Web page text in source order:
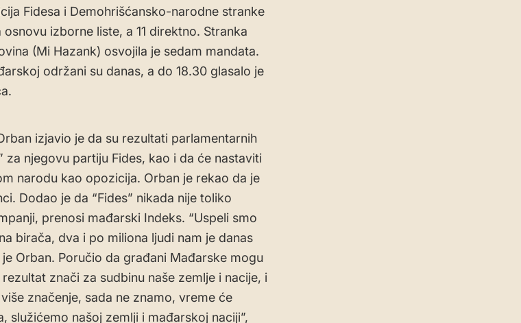
Fidesa i Demohrišćansko-narodne stranke
izborne liste, a 11 direktno. Stranka
(Mi Hazank) osvojila je sedam mandata.
održani su danas, a do 18.30 glasalo je
izjavio je da su rezultati parlamentarnih
za njegovu partiju Fides, kao i da će nastaviti
narodu kao opozicija. Orban je rekao da je
Dodao je da “Fides” nikada nije toliko
prenosi mađarski Indeks. “Uspeli smo
birača, dva i po miliona ljudi nam je danas
Orban. Poručio da građani Mađarske mogu
znači za sudbinu naše zemlje i nacije, i
značenje, sada ne znamo, vreme će
služićemo našoj zemlji i mađarskoj naciji”,